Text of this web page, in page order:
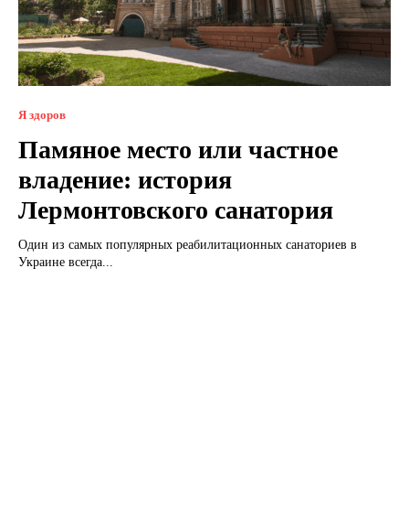
Я здоров
Памяное место или частное
владение: история
Лермонтовского санатория
Один из самых популярных реабилитационных санаториев в
Украине всегда...